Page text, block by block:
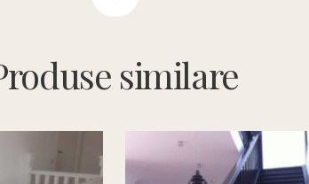
similare